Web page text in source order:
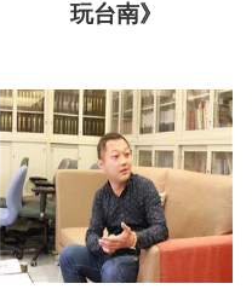
玩台南》